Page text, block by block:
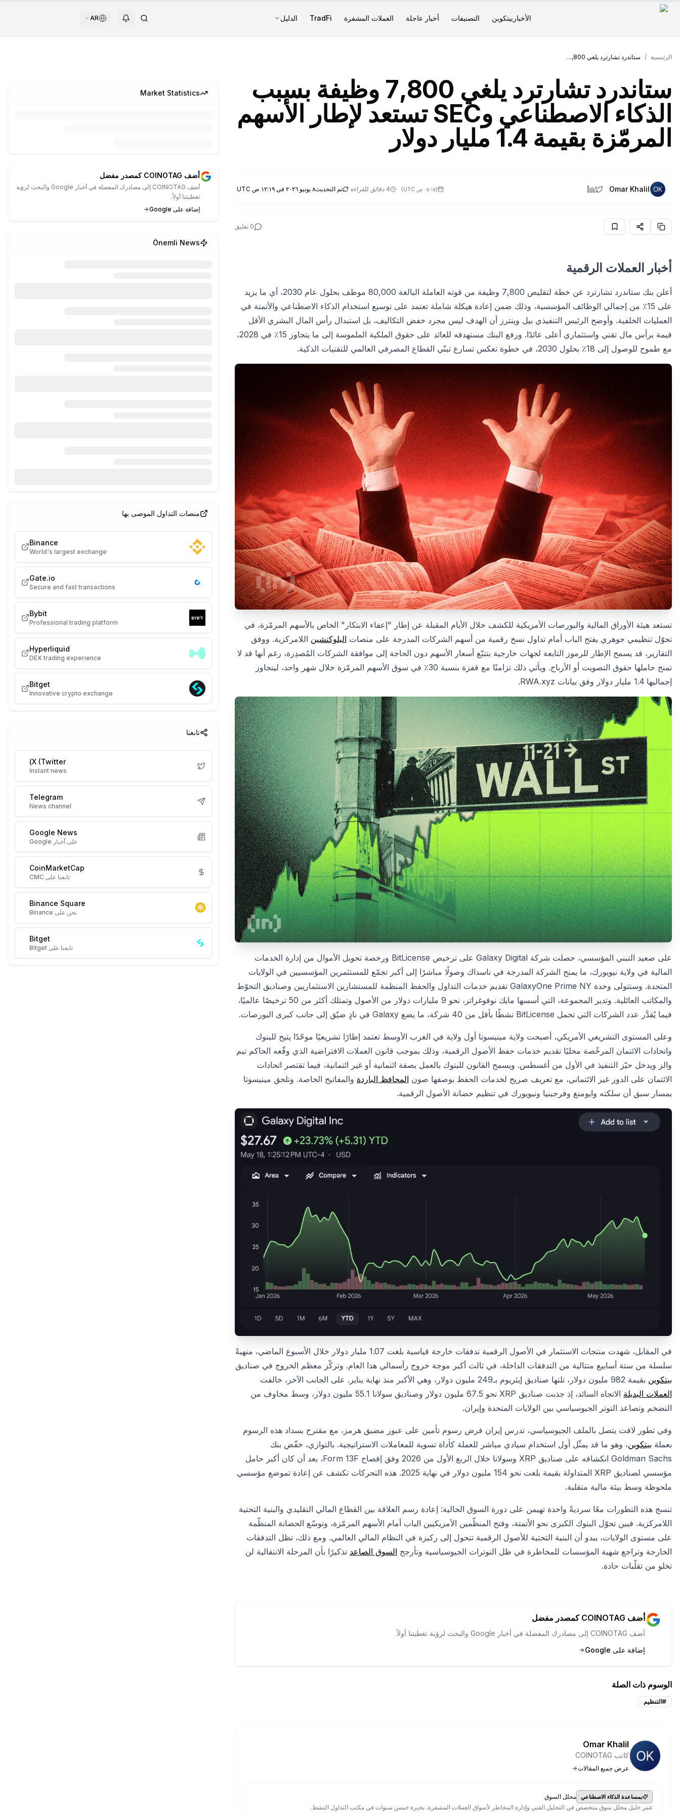
الأخبار بيتكوين التصنيفات أخبار عاجلة العملات المشفرة TradFi الدليل AR
الرئيسية / ستاندرد تشارترد يلغي 7,800 وظيفة بسبب الذكاء الاصطناعي وSEC تستعد لإطار الأسهم المرمّزة بقيمة 1.4 مليار دولار
ستاندرد تشارترد يلغي 7,800 وظيفة بسبب
الذكاء الاصطناعي وSEC تستعد لإطار الأسهم
المرمّزة بقيمة 1.4 مليار دولار
Omar Khalil
(٠٥:١٥ ص UTC ) 4 دقائق للقراءة تم التحديث٨ يونيو ٢٠٢٦ في ١٢:١٩ ص UTC
0 تعليق
أخبار العملات الرقمية
أعلن بنك ستاندرد تشارترد عن خطة لتقليص 7,800 وظيفة من قوته العاملة البالغة 80,000 موظف بحلول عام 2030، أي ما يزيد
على 15٪ من إجمالي الوظائف المؤسسية، وذلك ضمن إعادة هيكلة شاملة تعتمد على توسيع استخدام الذكاء الاصطناعي والأتمتة في
العمليات الخلفية. وأوضح الرئيس التنفيذي بيل وينترز أن الهدف ليس مجرد خفض التكاليف، بل استبدال رأس المال البشري الأقل
قيمة برأس مال تقني واستثماري أعلى عائدًا. ورفع البنك مستهدفه للعائد على حقوق الملكية الملموسة إلى ما يتجاوز 15٪ في 2028،
مع طموح للوصول إلى 18٪ بحلول 2030، في خطوة تعكس تسارع تبنّي القطاع المصرفي العالمي للتقنيات الذكية.
تستعد هيئة الأوراق المالية والبورصات الأمريكية للكشف خلال الأيام المقبلة عن إطار "إعفاء الابتكار" الخاص بالأسهم المرمّزة، في
تحوّل تنظيمي جوهري يفتح الباب أمام تداول نسخ رقمية من أسهم الشركات المدرجة على منصات البلوكتشين اللامركزية. ووفق
التقارير، قد يسمح الإطار للرموز التابعة لجهات خارجية بتتبّع أسعار الأسهم دون الحاجة إلى موافقة الشركات المُصدِرة، رغم أنها قد لا
تمنح حاملها حقوق التصويت أو الأرباح. ويأتي ذلك تزامنًا مع قفزة بنسبة 30٪ في سوق الأسهم المرمّزة خلال شهر واحد، ليتجاوز
إجماليها 1.4 مليار دولار وفق بيانات RWA.xyz.
على صعيد التبني المؤسسي، حصلت شركة Galaxy Digital على ترخيص BitLicense ورخصة تحويل الأموال من إدارة الخدمات
المالية في ولاية نيويورك، ما يمنح الشركة المدرجة في ناسداك وصولًا مباشرًا إلى أكبر تجمّع للمستثمرين المؤسسيين في الولايات
المتحدة. وستتولى وحدة GalaxyOne Prime NY تقديم خدمات التداول والحفظ المنظمة للمستشارين الاستثماريين وصناديق التحوّط
والمكاتب العائلية. وتدير المجموعة، التي أسسها مايك نوفوغراتز، نحو 9 مليارات دولار من الأصول وتمتلك أكثر من 50 ترخيصًا عالميًا،
فيما يُقدَّر عدد الشركات التي تحمل BitLicense نشطًا بأقل من 40 شركة، ما يضع Galaxy في نادٍ ضيّق إلى جانب كبرى البورصات.
وعلى المستوى التشريعي الأمريكي، أصبحت ولاية مينيسوتا أول ولاية في الغرب الأوسط تعتمد إطارًا تشريعيًا موحّدًا يتيح للبنوك
واتحادات الائتمان المرخّصة محليًا تقديم خدمات حفظ الأصول الرقمية، وذلك بموجب قانون العملات الافتراضية الذي وقّعه الحاكم تيم
والز ويدخل حيّز التنفيذ في الأول من أغسطس. ويسمح القانون للبنوك بالعمل بصفة ائتمانية أو غير ائتمانية، فيما تقتصر اتحادات
الائتمان على الدور غير الائتماني، مع تعريف صريح لخدمات الحفظ بوصفها صون المحافظ الباردة والمفاتيح الخاصة. وتلحق مينيسوتا
بمسار سبق أن سلكته وايومنغ وفرجينيا ونيويورك في تنظيم حضانة الأصول الرقمية.
في المقابل، شهدت منتجات الاستثمار في الأصول الرقمية تدفقات خارجة قياسية بلغت 1.07 مليار دولار خلال الأسبوع الماضي، منهيةً
سلسلة من ستة أسابيع متتالية من التدفقات الداخلة، في ثالث أكبر موجة خروج رأسمالي هذا العام. وتركّز معظم الخروج في صناديق
بيتكوين بقيمة 982 مليون دولار، تلتها صناديق إيثريوم بـ249 مليون دولار، وهي الأكبر منذ نهاية يناير. على الجانب الآخر، خالفت
العملات البديلة
الاتجاه السائد، إذ جذبت صناديق XRP نحو 67.5 مليون دولار وصناديق سولانا 55.1 مليون دولار، وسط مخاوف من
التضخم وتصاعد التوتر الجيوسياسي بين الولايات المتحدة وإيران.
وفي تطور لافت يتصل بالملف الجيوسياسي، تدرس إيران فرض رسوم تأمين على عبور مضيق هرمز، مع مقترح بسداد هذه الرسوم
بعملة بيتكوين، وهو ما قد يمثّل أول استخدام سيادي مباشر للعملة كأداة تسوية للمعاملات الاستراتيجية. بالتوازي، خفّض بنك
Goldman Sachs انكشافه على صناديق XRP وسولانا خلال الربع الأول من 2026 وفق إفصاح Form 13F، بعد أن كان أكبر حامل
مؤسسي لصناديق XRP المتداولة بقيمة بلغت نحو 154 مليون دولار في نهاية 2025. هذه التحركات تكشف عن إعادة تموضع مؤسسي
ملحوظة وسط بيئة مالية متقلبة.
تنسج هذه التطورات معًا سرديةً واحدة تهيمن على دورة السوق الحالية: إعادة رسم العلاقة بين القطاع المالي التقليدي والبنية التحتية
اللامركزية. فبين تحوّل البنوك الكبرى نحو الأتمتة، وفتح المنظّمين الأمريكيين الباب أمام الأسهم المرمّزة، وتوسّع الحضانة المنظّمة
على مستوى الولايات، يبدو أن البنية التحتية للأصول الرقمية تتحول إلى ركيزة في النظام المالي العالمي. ومع ذلك، تظل التدفقات
الخارجة وتراجع شهية المؤسسات للمخاطرة في ظل التوترات الجيوسياسية وتأرجح السوق الصاعد تذكيرًا بأن المرحلة الانتقالية لن
تخلو من تقلّبات حادة.
أضف COINOTAG كمصدر مفضل
أضف COINOTAG إلى مصادرك المفضلة في أخبار Google والبحث لرؤية تغطيتنا أولاً.
إضافة على Google
الوسوم ذات الصلة
#التنظيم
Omar Khalil
كاتب COINOTAG
عرض جميع المقالات
بمساعدة الذكاء الاصطناعي محلل السوق·
عمر خليل محلل سوق متخصص في التحليل الفني وإدارة المخاطر لأسواق العملات المشفرة، بخبرة خمس سنوات في مكتب التداول النشط.
Market Statistics
أضف COINOTAG كمصدر مفضل
أضف COINOTAG إلى مصادرك المفضلة في أخبار Google والبحث لرؤية
تغطيتنا أولاً.
إضافة على Google
Önemli News
منصات التداول الموصى بها
Binance
World's largest exchange
Gate.io
Secure and fast transactions
Bybit
Professional trading platform
Hyperliquid
DEX trading experience
Bitget
Innovative crypto exchange
تابعنا
X (Twitter)
Instant news
Telegram
News channel
Google News
على أخبار Google
CoinMarketCap
تابعنا على CMC
Binance Square
نحن على Binance
Bitget
تابعنا على Bitget